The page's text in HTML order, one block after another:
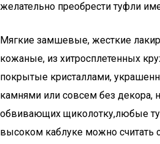
желательно преобрести туфли
Мягкие замшевые, жесткие
кожаные, из хитросплетенных
покрытые кристаллами,
камнями или совсем без декора,
обвивающих щиколотку,любые
высоком каблуке можно